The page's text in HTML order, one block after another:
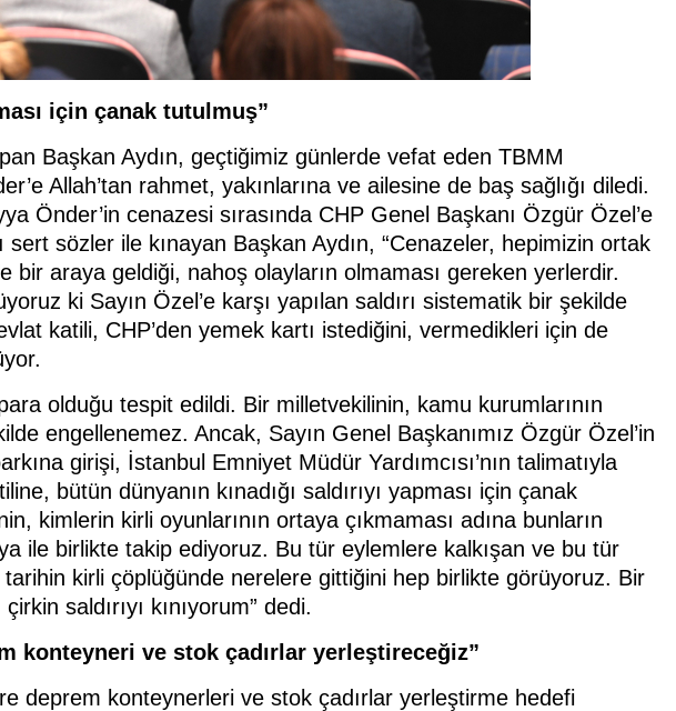
için çanak tutulmuş”
Başkan Aydın, geçtiğimiz günlerde vefat eden TBMM
Allah’tan rahmet, yakınlarına ve ailesine de baş sağlığı diledi.
Önder’in cenazesi sırasında CHP Genel Başkanı Özgür Özel’e
sert sözler ile kınayan Başkan Aydın, “Cenazeler, hepimizin ortak
bir araya geldiği, nahoş olayların olmaması gereken yerlerdir.
ki Sayın Özel’e karşı yapılan saldırı sistematik bir şekilde
katili, CHP’den yemek kartı istediğini, vermedikleri için de
olduğu tespit edildi. Bir milletvekilinin, kamu kurumlarının
engellenemez. Ancak, Sayın Genel Başkanımız Özgür Özel’in
girişi, İstanbul Emniyet Müdür Yardımcısı’nın talimatıyla
bütün dünyanın kınadığı saldırıyı yapması için çanak
kimlerin kirli oyunlarının ortaya çıkmaması adına bunların
ile birlikte takip ediyoruz. Bu tür eylemlere kalkışan ve bu tür
kirli çöplüğünde nerelere gittiğini hep birlikte görüyoruz. Bir
saldırıyı kınıyorum” dedi.
konteyneri ve stok çadırlar yerleştireceğiz”
deprem konteynerleri ve stok çadırlar yerleştirme hedefi